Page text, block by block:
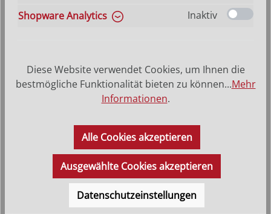
Kamelführer
Shopware Analytics
Inaktiv
Diese Website verwendet Cookies, um Ihnen die
bestmögliche Funktionalität bieten zu können...Mehr
Informationen.
Alle Cookies akzeptieren
Ausgewählte Cookies akzeptieren
Datenschutzeinstellungen